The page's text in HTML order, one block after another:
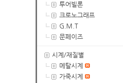
투어빌론
크로노그래프
G.M.T
문페이즈
시계/재질별
메탈시계
가죽시계